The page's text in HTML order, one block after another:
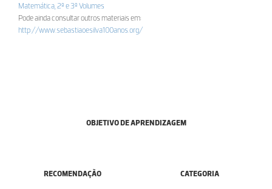
Matemática, 2º e 3º Volumes
Pode ainda consultar outros materiais em:
http://www.sebastiaoesilva100anos.org/
OBJETIVO DE APRENDIZAGEM
RECOMENDAÇÃO CATEGORIA